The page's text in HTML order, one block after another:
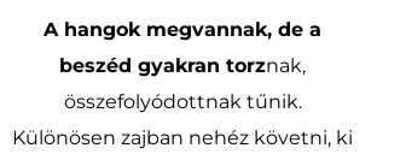
A hangok megvannak, de a
beszéd gyakran torznak,
összefolyódottnak tűnik.
Különösen zajban nehéz követni, ki